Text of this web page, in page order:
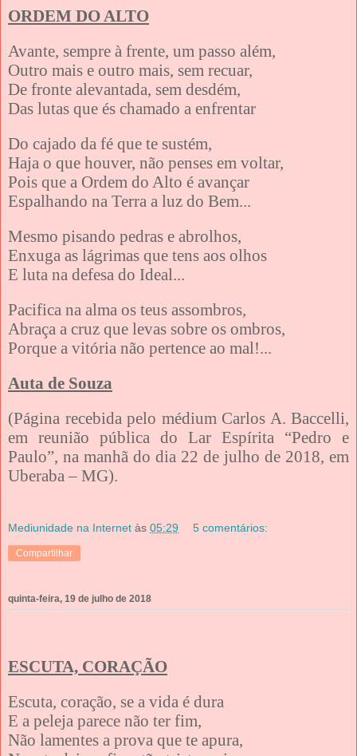
ORDEM DO ALTO
Avante, sempre à frente, um passo além,
Outro mais e outro mais, sem recuar,
De fronte alevantada, sem desdém,
Das lutas que és chamado a enfrentar
Do cajado da fé que te sustém,
Haja o que houver, não penses em voltar,
Pois que a Ordem do Alto é avançar
Espalhando na Terra a luz do Bem...
Mesmo pisando pedras e abrolhos,
Enxuga as lágrimas que tens aos olhos
E luta na defesa do Ideal...
Pacifica na alma os teus assombros,
Abraça a cruz que levas sobre os ombros,
Porque a vitória não pertence ao mal!...
Auta de Souza
(Página recebida pelo médium Carlos A. Baccelli,
em reunião pública do Lar Espírita “Pedro e
Paulo”, na manhã do dia 22 de julho de 2018, em
Uberaba – MG).
Mediunidade na Internet às 05:29 5 comentários:
Compartilhar
quinta-feira, 19 de julho de 2018
ESCUTA, CORAÇÃO
Escuta, coração, se a vida é dura
E a peleja parece não ter fim,
Não lamentes a prova que te apura,